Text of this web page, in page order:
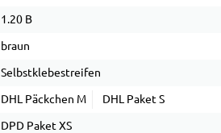
1.20 B
braun
Selbstklebestreifen
DHL Päckchen M DHL Paket S
DPD Paket XS